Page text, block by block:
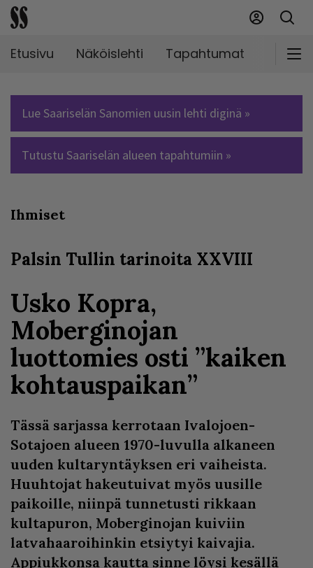
Etusivu Näköislehti Tapahtumat
Lue Saariselän Sanomien uusin lehti diginä »
Tutustu Saariselän alueen tapahtumiin »
Ihmiset
Palsin Tullin tarinoita XXVIII
Usko Kopra,
Moberginojan
luottomies osti ”kaiken
kohtauspaikan”
Tässä sarjassa kerrotaan Ivalojoen-
Sotajoen alueen 1970-luvulla alkaneen
uuden kultaryntäyksen eri vaiheista.
Huuhtojat hakeutuivat myös uusille
paikoille, niinpä tunnetusti rikkaan
kultapuron, Moberginojan kuiviin
latvahaaroihinkin etsiytyi kaivajia.
Appiukkonsa kautta sinne löysi kesällä